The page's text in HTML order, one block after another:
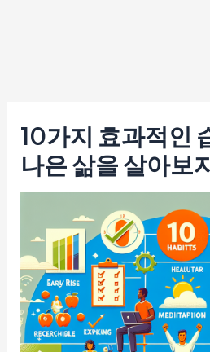
10가지 효과적인
나은 삶을 살아보